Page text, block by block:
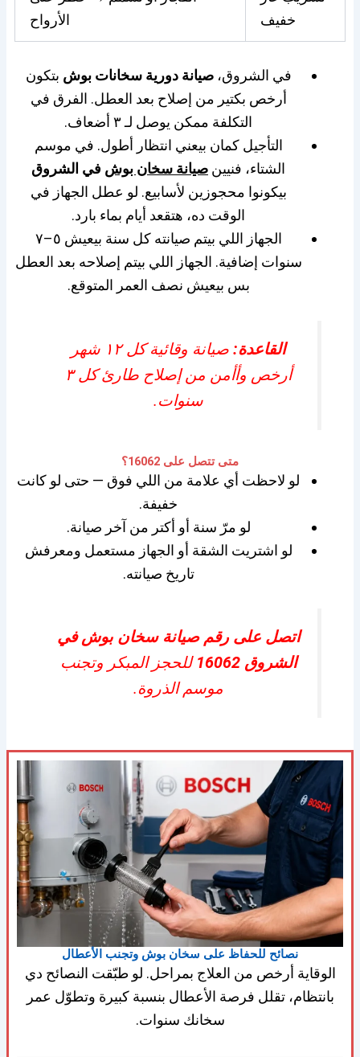
خفيف
الأرواح
في الشروق،صيانة دورية سخانات بوش بتكون
أرخص بكتير من إصلاح بعد العطل. الفرق في
التكلفة ممكن يوصل لـ ٣ أضعاف.
التأجيل كمان بيعني انتظار أطول. في موسم
الشتاء، فنيين صيانة سخان بوش في الشروق
بيكونوا محجوزين لأسابيع. لو عطل الجهاز في
الوقت ده، هتقعد أيام بماء بارد.
الجهاز اللي بيتم صيانته كل سنة بيعيش ٥–٧
سنوات إضافية. الجهاز اللي بيتم إصلاحه بعد العطل
بس بيعيش نصف العمر المتوقع.
القاعدة:
صيانة وقائية كل ١٢ شهر
أرخص وأأمن من إصلاح طارئ كل ٣
سنوات.
متى تتصل على 16062؟
لو لاحظت أي علامة من اللي فوق — حتى لو كانت
خفيفة.
لو مرّ سنة أو أكتر من آخر صيانة.
لو اشتريت الشقة أو الجهاز مستعمل ومعرفش
تاريخ صيانته.
اتصل على رقم صيانة سخان بوش في
الشروق 16062
للحجز المبكر وتجنب
موسم الذروة.
نصائح للحفاظ على سخان بوش وتجنب الأعطال
الوقاية أرخص من العلاج بمراحل. لو طبّقت النصائح دي
بانتظام، تقلل فرصة الأعطال بنسبة كبيرة وتطوّل عمر
سخانك سنوات.